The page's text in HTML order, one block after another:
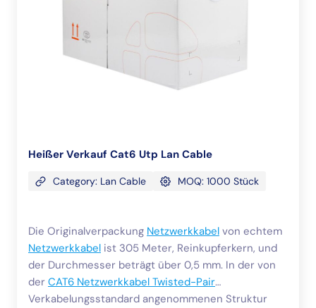
Heißer Verkauf Cat6 Utp Lan Cable
Category: Lan Cable MOQ: 1000 Stück
Die Originalverpackung Netzwerkkabel von echtem
Netzwerkkabel ist 305 Meter, Reinkupferkern, und
der Durchmesser beträgt über 0,5 mm. In der von
der CAT6 Netzwerkkabel Twisted-Pair
Verkabelungsstandard angenommenen Struktur